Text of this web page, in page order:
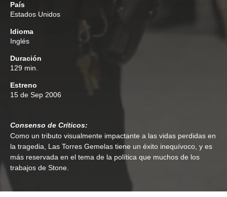
País
Estados Unidos
Idioma
Inglés
Duración
129 min.
Estreno
15 de Sep 2006
Consenso de Críticos:
Como un tributo visualmente impactante a las vidas perdidas en
la tragedia, Las Torres Gemelas tiene un éxito inequívoco, y es
más reservada en el tema de la política que muchos de los
trabajos de Stone.